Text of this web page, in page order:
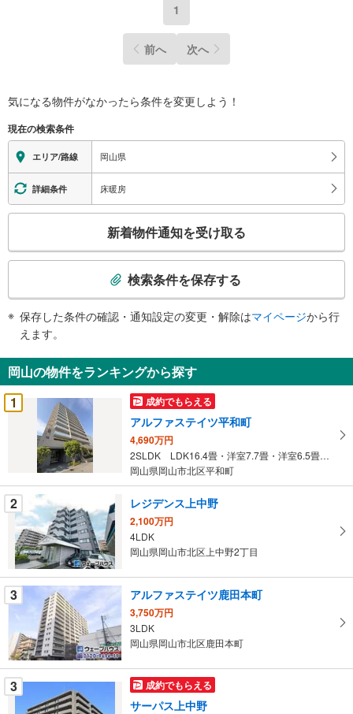
1
前へ 次へ
気になる物件がなかったら条件を変更しよう！
現在の検索条件
エリア/路線 岡山県
詳細条件 床暖房
検
知
を
受
け
件
を
マ
イ
ペ
ー
ジ
保
存
す
る
新着物件通知を受け取る
検索条件を保存する
保存した条件の確認・通知設定の変更・解除はマイページから行
えます。
岡山の物件をランキングから探す
1
成約でもらえる
アルファステイツ平和町
4,690万円
2SLDK LDK16.4畳・洋室7.7畳・洋室6.5畳・S5.8畳
岡山県岡山市北区平和町
2 レジデンス上中野
2,100万円
4LDK
岡山県岡山市北区上中野2丁目
3 アルファステイツ鹿田本町
3,750万円
3LDK
岡山県岡山市北区鹿田本町
3 成約でもらえる
サーパス上中野